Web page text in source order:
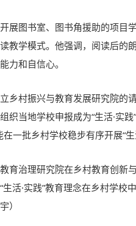
展图书室、图书角援助的项目
教学模式。他强调，阅读后的
力和自信心。
乡村振兴与教育发展研究院的
织当地学校申报成为“生活·实
一批乡村学校稳步有序开展“生
育治理研究院在乡村教育创新
活·实践”教育理念在乡村学校
）